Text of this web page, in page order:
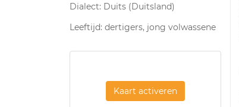
Dialect: Duits (Duitsland)
Leeftijd: dertigers, jong volwassene
Kaart activeren